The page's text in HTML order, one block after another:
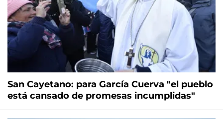
San Cayetano: para García Cuerva "el pueblo
está cansado de promesas incumplidas"